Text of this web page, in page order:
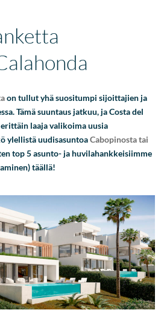
on tullut yhä suositumpi sijoittajien ja
Tämä suuntaus jatkuu, ja Costa del
laaja valikoima uusia
ylellistä uudisasuntoaCabopinosta tai
top 5 asunto- ja huvilahankkeisiimme
täällä!